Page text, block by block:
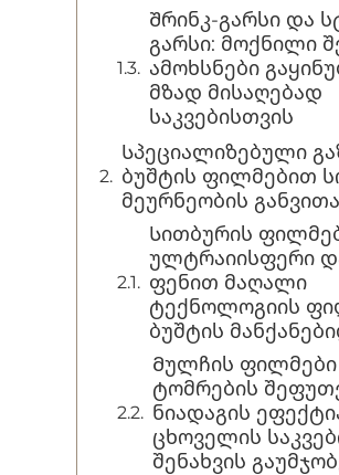
Შრინკ-გარსი და
გარსი: მოქნილი
ამოხსნები
მზად მისაღებად
საკვებისთვის
Სპეციალიზებული
ბუშტის ფილმებით
მეურნეობის
Სითბურის
ულტრაიისფერი
ფენით მაღალი
ტექნოლოგიის
ბუშტის
Მულჩის
ტომრების
ნიადაგის
ცხოველის
შენახვის